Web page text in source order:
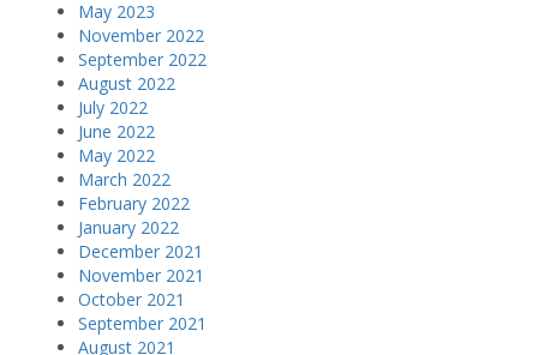
May 2023
November 2022
September 2022
August 2022
July 2022
June 2022
May 2022
March 2022
February 2022
January 2022
December 2021
November 2021
October 2021
September 2021
August 2021